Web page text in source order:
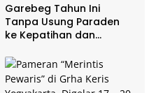
Garebeg Tahun Ini
Tanpa Usung Paraden
ke Kepatihan dan